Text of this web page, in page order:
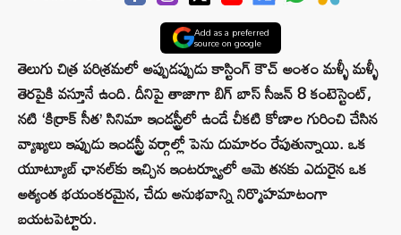
Add as a preferred
source on google
తెలుగు చిత్ర పరిశ్రమలో అప్పుడప్పుడు కాస్టింగ్ కౌచ్ అంశం మళ్ళీ మళ్ళీ
తెరపైకి వస్తూనే ఉంది. దీనిపై తాజాగా బిగ్ బాస్ సీజన్ 8 కంటెస్టెంట్,
నటి ‘కిర్రాక్ సీత’ సినిమా ఇండస్ట్రీలో ఉండే చీకటి కోణాల గురించి చేసిన
వ్యాఖ్యలు ఇప్పుడు ఇండస్ట్రీ వర్గాల్లో పెను దుమారం రేపుతున్నాయి. ఒక
యూట్యూబ్ ఛానల్‌కు ఇచ్చిన ఇంటర్వ్యూలో ఆమె తనకు ఎదురైన ఒక
అత్యంత భయంకరమైన, చేదు అనుభవాన్ని నిర్మొహమాటంగా
బయటపెట్టారు.